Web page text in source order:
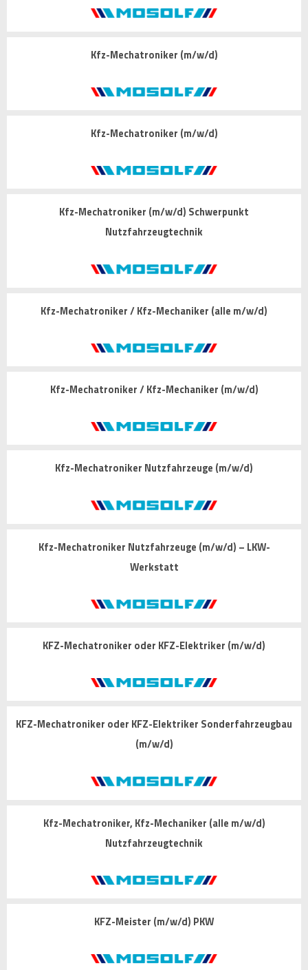
Kfz-Mechatroniker (m/w/d)
Kfz-Mechatroniker (m/w/d)
Kfz-Mechatroniker (m/w/d) Schwerpunkt
Nutzfahrzeugtechnik
Kfz-Mechatroniker / Kfz-Mechaniker (alle m/w/d)
Kfz-Mechatroniker / Kfz-Mechaniker (m/w/d)
Kfz-Mechatroniker Nutzfahrzeuge (m/w/d)
Kfz-Mechatroniker Nutzfahrzeuge (m/w/d) – LKW-
Werkstatt
KFZ-Mechatroniker oder KFZ-Elektriker (m/w/d)
KFZ-Mechatroniker oder KFZ-Elektriker Sonderfahrzeugbau
(m/w/d)
Kfz-Mechatroniker, Kfz-Mechaniker (alle m/w/d)
Nutzfahrzeugtechnik
KFZ-Meister (m/w/d) PKW